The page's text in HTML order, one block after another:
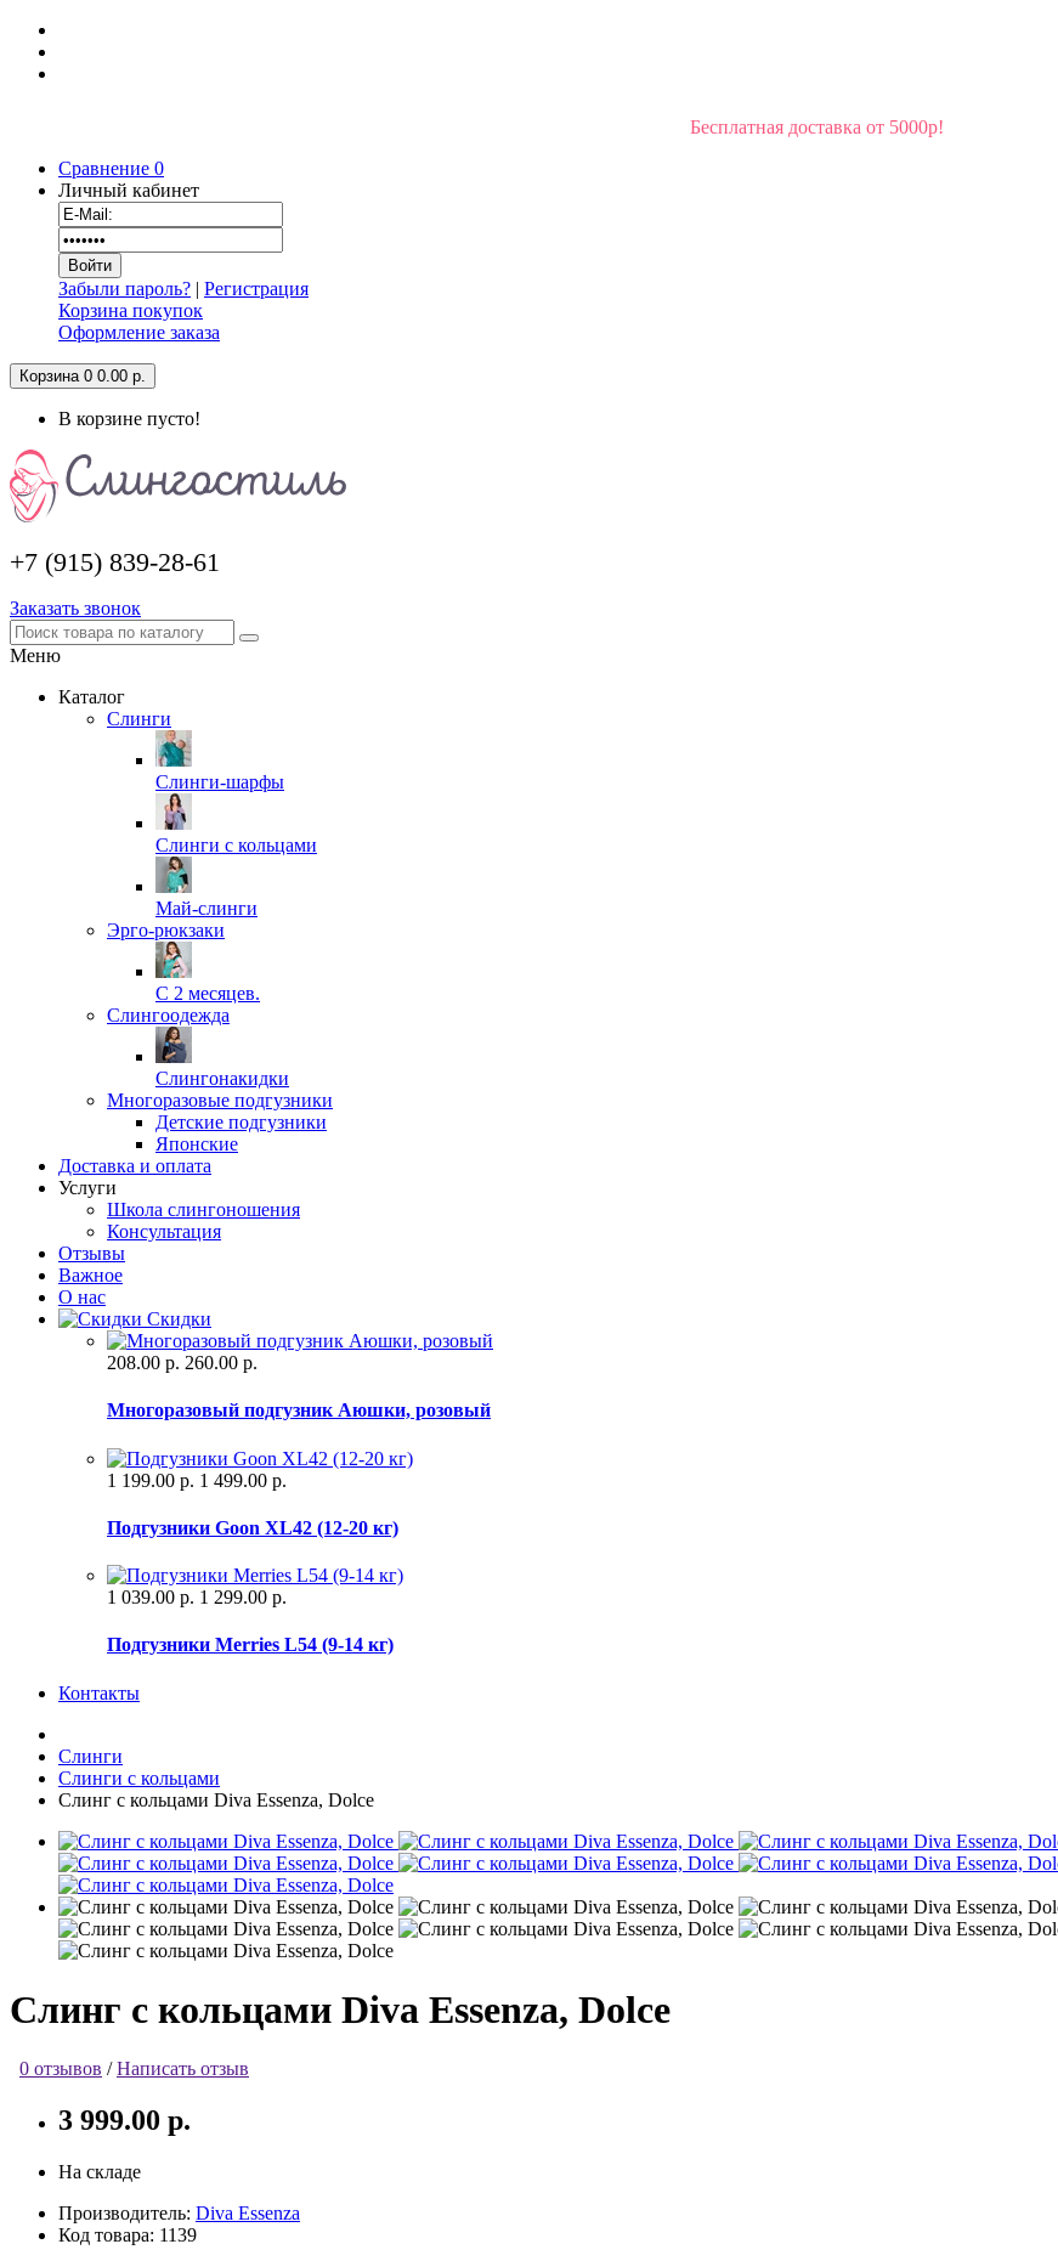
Бесплатная доставка от 5000р!
Сравнение 0
Личный кабинет
Забыли пароль? | Регистрация
Корзина покупок
Оформление заказа
Корзина 0 0.00 р.
В корзине пусто!
+7 (915) 839-28-61
Заказать звонок
Меню
Каталог
Слинги
Слинги-шарфы
Слинги с кольцами
Май-слинги
Эрго-рюкзаки
С 2 месяцев.
Слингоодежда
Слингонакидки
Многоразовые подгузники
Детские подгузники
Японские
Доставка и оплата
Услуги
Школа слингоношения
Консультация
Отзывы
Важное
О нас
Скидки
208.00 р. 260.00 р.
Многоразовый подгузник Аюшки, розовый
1 199.00 р. 1 499.00 р.
Подгузники Goon XL42 (12-20 кг)
1 039.00 р. 1 299.00 р.
Подгузники Merries L54 (9-14 кг)
Контакты
Слинги
Слинги с кольцами
Слинг с кольцами Diva Essenza, Dolce
Слинг с кольцами Diva Essenza, Dolce
0 отзывов /Написать отзыв
3 999.00 р.
На складе
Производитель: Diva Essenza
Код товара: 1139